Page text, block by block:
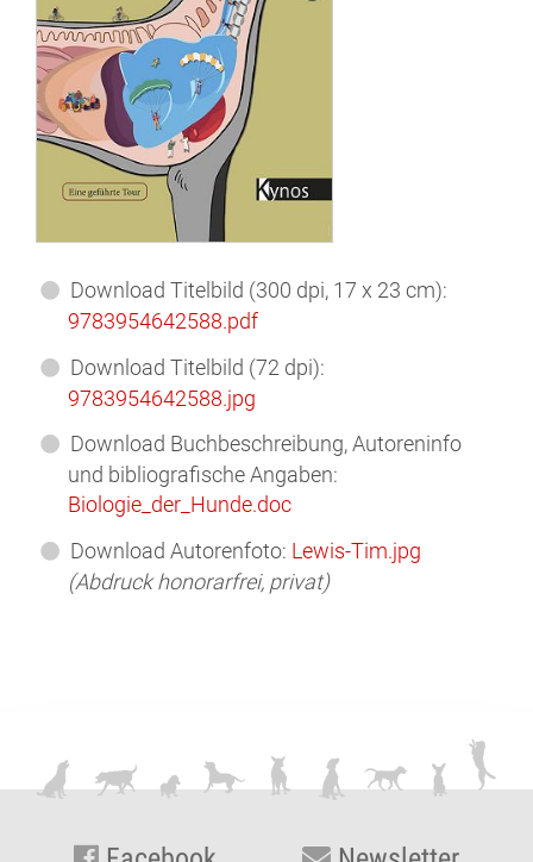
Download Titelbild (300 dpi, 17 x 23 cm):
9783954642588.pdf
Download Titelbild (72 dpi):
9783954642588.jpg
Download Buchbeschreibung, Autoreninfo
und bibliografische Angaben:
Biologie_der_Hunde.doc
Download Autorenfoto: Lewis-Tim.jpg
(Abdruck honorarfrei, privat)